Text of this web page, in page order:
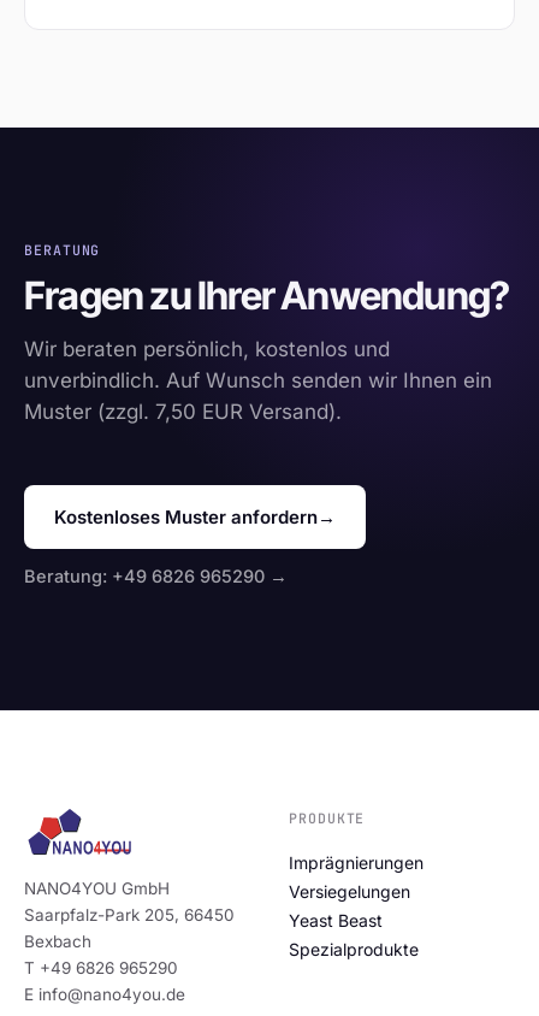
BERATUNG
Fragen zu Ihrer Anwendung?
Wir beraten persönlich, kostenlos und
unverbindlich. Auf Wunsch senden wir Ihnen ein
Muster (zzgl. 7,50 EUR Versand).
Kostenloses Muster anfordern→
Beratung: +49 6826 965290 →
NANO4YOU GmbH
Saarpfalz-Park 205, 66450
Bexbach
T +49 6826 965290
E info@nano4you.de
PRODUKTE
Imprägnierungen
Versiegelungen
Yeast Beast
Spezialprodukte